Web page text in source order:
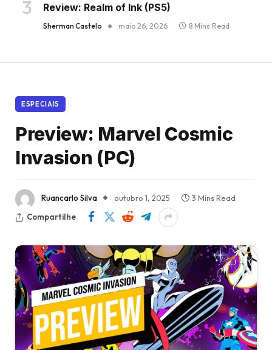
Review: Realm of Ink (PS5)
Sherman Castelo maio 26, 2026 8 Mins Read
ESPECIAIS
Preview: Marvel Cosmic
Invasion (PC)
Ruancarlo Silva outubro 1, 2025
3 Mins Read
Compartilhe